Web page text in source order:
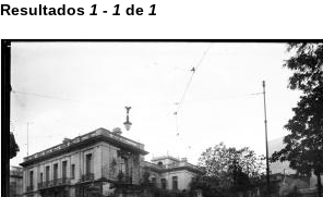
Resultados 1 - 1 de 1